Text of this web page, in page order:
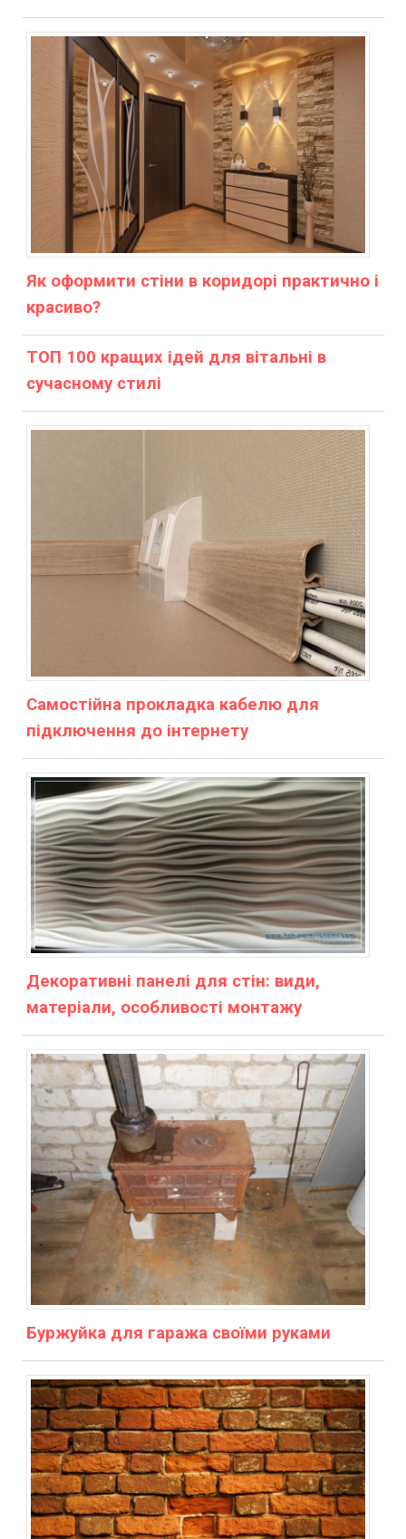
Як оформити стіни в коридорі практично і
красиво?
ТОП 100 кращих ідей для вітальні в
сучасному стилі
Самостійна прокладка кабелю для
підключення до інтернету
Декоративні панелі для стін: види,
матеріали, особливості монтажу
Буржуйка для гаража своїми руками